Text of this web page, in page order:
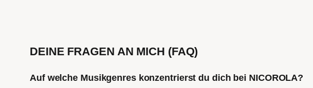
DEINE FRAGEN AN MICH (FAQ)
Auf welche Musikgenres konzentrierst du dich bei NICOROLA?